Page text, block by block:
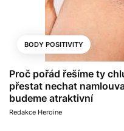
BODY POSITIVITY
Proč pořád řešíme ty
přestat nechat
budeme atraktivní
Redakce Heroine